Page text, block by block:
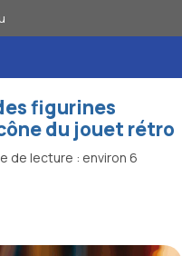
figurines
du jouet rétro
de lecture : environ 6